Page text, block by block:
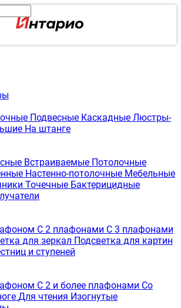
Подвесные Каскадные Люстры-
На штанге
Встраиваемые Потолочные
Настенно-потолочные Мебельные
Точечные Бактерицидные
С 2 плафонами С 3 плафонами
для зеркал Подсветка для картин
и ступеней
С 2 и более плафонами Со
Для чтения Изогнутые